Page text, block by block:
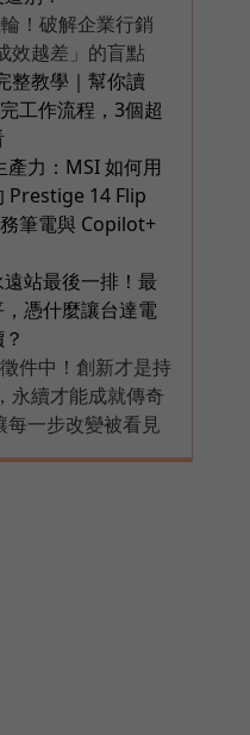
！破解企業行銷
效越差」的盲點
整教學｜幫你讀
工作流程，3個超
產力：MSI 如何用
Prestige 14 Flip
筆電與 Copilot+
遠站最後一排！最
，憑什麼讓台達電
件中！創新才是持
永續才能成就傳奇
一步改變被看見